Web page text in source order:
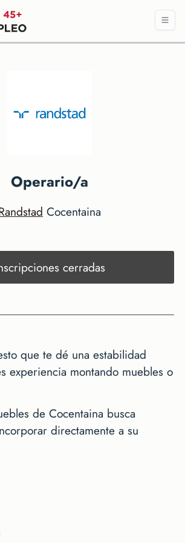
Operario/a
Cocentaina
cerradas
que te dé una estabilidad
experiencia montando muebles o
de Cocentaina busca
directamente a su